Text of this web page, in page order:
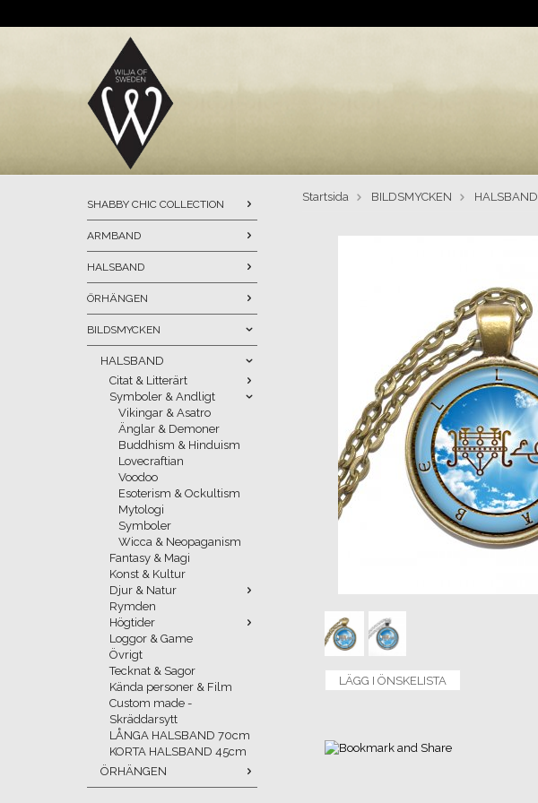
SHABBY CHIC COLLECTION
ARMBAND
HALSBAND
ÖRHÄNGEN
BILDSMYCKEN
HALSBAND
Citat & Litterärt
Symboler & Andligt
Vikingar & Asatro
Änglar & Demoner
Buddhism & Hinduism
Lovecraftian
Voodoo
Esoterism & Ockultism
Mytologi
Symboler
Wicca & Neopaganism
Fantasy & Magi
Konst & Kultur
Djur & Natur
Rymden
Högtider
Loggor & Game
Övrigt
Tecknat & Sagor
Kända personer & Film
Custom made -
Skräddarsytt
LÅNGA HALSBAND 70cm
KORTA HALSBAND 45cm
ÖRHÄNGEN
Startsida BILDSMYCKEN HALSBAND
LÄGG I ÖNSKELISTA